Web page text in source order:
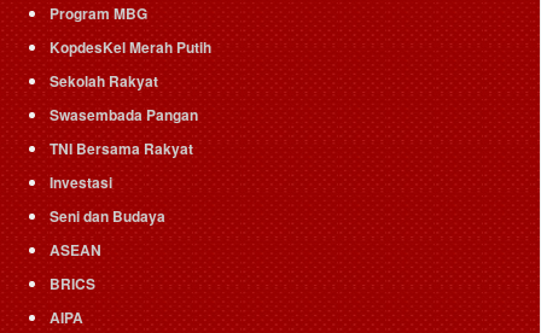
Program MBG
KopdesKel Merah Putih
Sekolah Rakyat
Swasembada Pangan
TNI Bersama Rakyat
Investasi
Seni dan Budaya
ASEAN
BRICS
AIPA